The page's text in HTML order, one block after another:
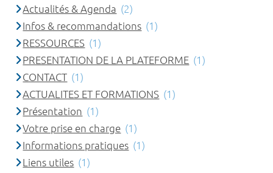
Actualités & Agenda (2)
Infos & recommandations (1)
RESSOURCES (1)
PRESENTATION DE LA PLATEFORME (1)
CONTACT (1)
ACTUALITES ET FORMATIONS (1)
Présentation (1)
Votre prise en charge (1)
Informations pratiques (1)
Liens utiles (1)